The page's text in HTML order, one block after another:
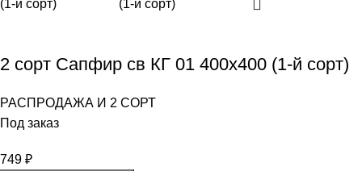
2 сорт Сапфир св КГ 01 400х400 (1-й сорт)
РАСПРОДАЖА И 2 СОРТ
Под заказ
749 ₽